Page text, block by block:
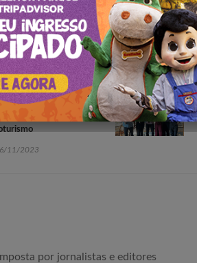
blog:
criam estratégia para
11/2023
por jornalistas e editores